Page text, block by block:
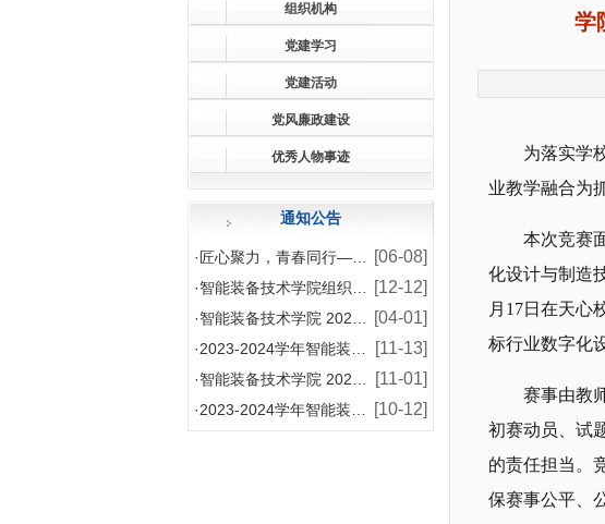
组织机构
党建学习
党建活动
党风廉政建设
优秀人物事迹
通知公告
[06-08]
· 匠心聚力，青春同行——智能装备技术学院2026年师
[12-12]
·智能装备技术学院组织模具设计与制造专业学生赴企业开
[04-01]
·智能装备技术学院 2024-2025 学年国家助学
[11-13]
·2023-2024学年智能装备技术学院增补国家奖学
[11-01]
·智能装备技术学院 2024-2025学年国家助学金
[10-12]
·2023-2024学年智能装备技术学院国家奖学金评
学
为落实学
业教学融合为
本次竞赛
化设计与制造
月17日在天心
标行业数字化
赛事由教
初赛动员、试
的责任担当。
保赛事公平、